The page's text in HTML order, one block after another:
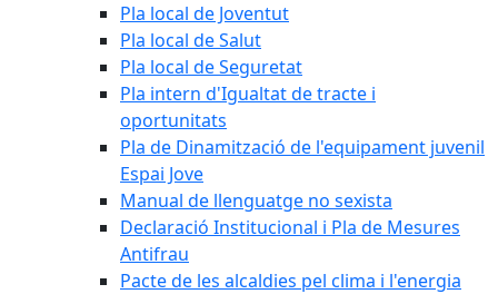
Pla local de Joventut
Pla local de Salut
Pla local de Seguretat
Pla intern d'Igualtat de tracte i
oportunitats
Pla de Dinamització de l'equipament juvenil
Espai Jove
Manual de llenguatge no sexista
Declaració Institucional i Pla de Mesures
Antifrau
Pacte de les alcaldies pel clima i l'energia